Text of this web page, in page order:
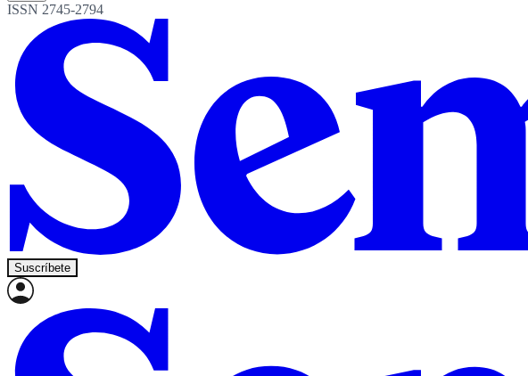
ISSN 2745-2794
Suscríbete